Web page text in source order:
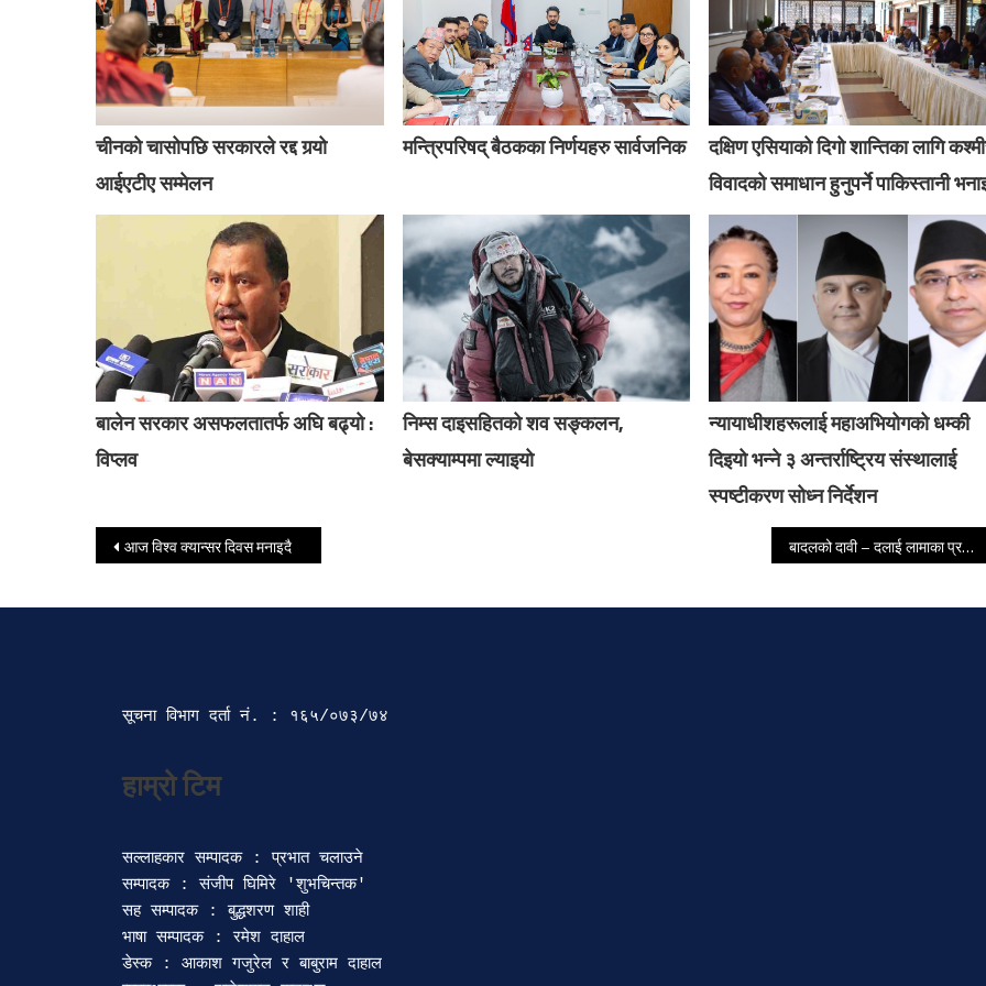
चीनको चासोपछि सरकारले रद्द गर्‍यो
आईएटीए सम्मेलन
मन्त्रिपरिषद् बैठकका निर्णयहरु सार्वजनिक
दक्षिण एसियाको दिगो शान्तिका लागि
विवादको समाधान हुनुपर्ने पाकिस्तानी
बालेन सरकार असफलतातर्फ अघि बढ्यो :
विप्लव
निम्स दाइसहितको शव सङ्कलन,
बेसक्याम्पमा ल्याइयो
न्यायाधीशहरूलाई महाअभियोगको धम्की
दिइयो भन्ने ३ अन्तर्राष्ट्रिय संस्थालाई
स्पष्टीकरण सोध्न निर्देशन
Post navigation
आज विश्व क्यान्सर दिवस मनाइदै बादलको दावी – दलाई लामाका प्रतिनिधिलाई सरकारले संरक्षण गरेपछि चीनले चेतावनी दियो
सूचना विभाग दर्ता‍ नं. : १६५/०७३/७४
हाम्रो टिम
सल्लाहकार सम्पादक : प्रभात चलाउने
सम्पादक : संजीप घिमिरे 'शुभचिन्तक'
सह सम्पादक : बुद्धशरण शाही
भाषा सम्पादक : रमेश दाहाल
डेस्क : आकाश गजुरेल र बाबुराम दाहाल